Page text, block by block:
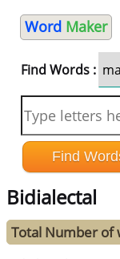
Word Maker
Find Words :
Bidialectal
Total Number of